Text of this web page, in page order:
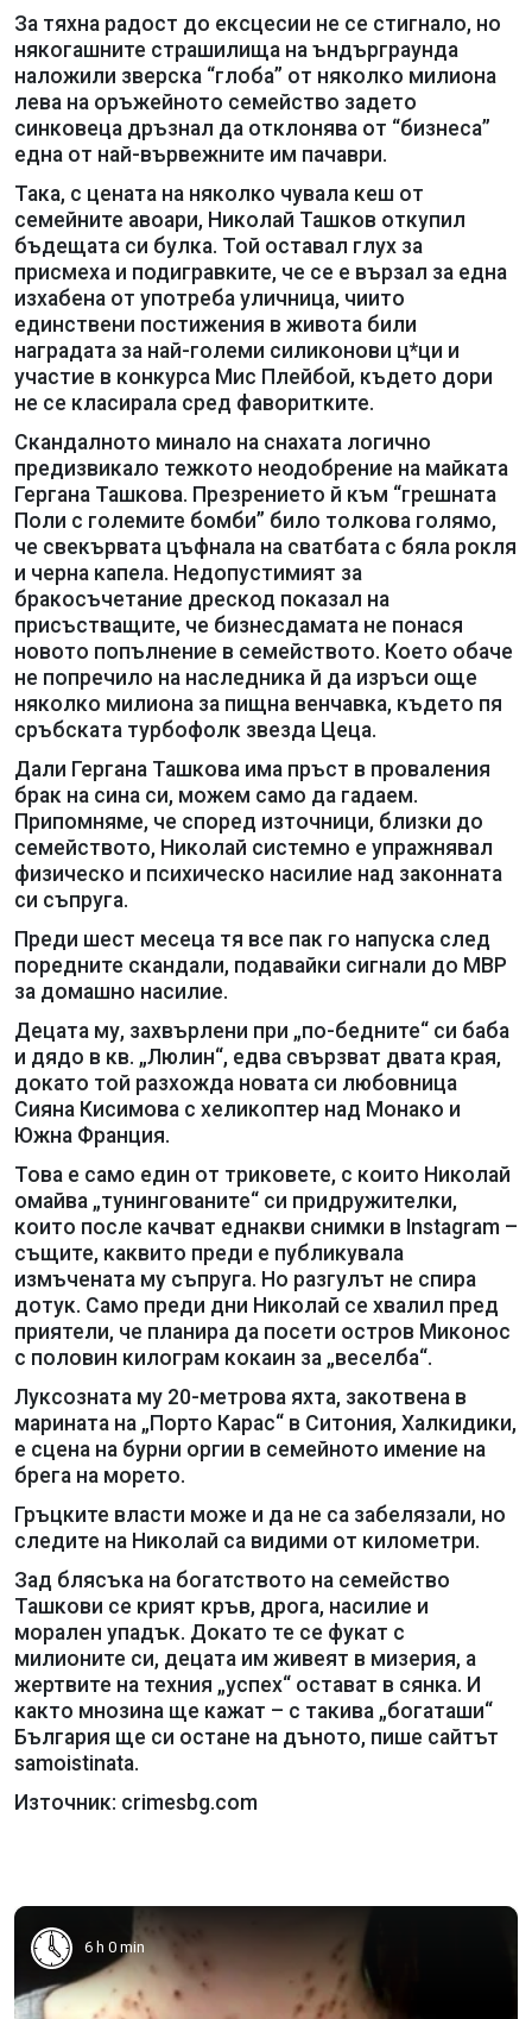
За тяхна радост до ексцесии не се стигнало, но
някогашните страшилища на ъндърграунда
наложили зверска “глоба” от няколко милиона
лева на оръжейното семейство задето
синковеца дръзнал да отклонява от “бизнеса”
една от най-вървежните им пачаври.
Така, с цената на няколко чувала кеш от
семейните авоари, Николай Ташков откупил
бъдещата си булка. Той оставал глух за
присмеха и подигравките, че се е вързал за една
изхабена от употреба уличница, чиито
единствени постижения в живота били
наградата за най-големи силиконови ц*ци и
участие в конкурса Мис Плейбой, където дори
не се класирала сред фаворитките.
Скандалното минало на снахата логично
предизвикало тежкото неодобрение на майката
Гергана Ташкова. Презрението й към “грешната
Поли с големите бомби” било толкова голямо,
че свекървата цъфнала на сватбата с бяла рокля
и черна капела. Недопустимият за
бракосъчетание дрескод показал на
присъстващите, че бизнесдамата не понася
новото попълнение в семейството. Което обаче
не попречило на наследника й да изръси още
няколко милиона за пищна венчавка, където пя
сръбската турбофолк звезда Цеца.
Дали Гергана Ташкова има пръст в проваления
брак на сина си, можем само да гадаем.
Припомняме, че според източници, близки до
семейството, Николай системно е упражнявал
физическо и психическо насилие над законната
си съпруга.
Преди шест месеца тя все пак го напуска след
поредните скандали, подавайки сигнали до МВР
за домашно насилие.
Децата му, захвърлени при „по-бедните“ си баба
и дядо в кв. „Люлин“, едва свързват двата края,
докато той разхожда новата си любовница
Сияна Кисимова с хеликоптер над Монако и
Южна Франция.
Това е само един от триковете, с които Николай
омайва „тунингованите“ си придружителки,
които после качват еднакви снимки в Instagram –
същите, каквито преди е публикувала
измъчената му съпруга. Но разгулът не спира
дотук. Само преди дни Николай се хвалил пред
приятели, че планира да посети остров Миконос
с половин килограм кокаин за „веселба“.
Луксозната му 20-метрова яхта, закотвена в
марината на „Порто Карас“ в Ситония, Халкидики,
е сцена на бурни оргии в семейното имение на
брега на морето.
Гръцките власти може и да не са забелязали, но
следите на Николай са видими от километри.
Зад блясъка на богатството на семейство
Ташкови се крият кръв, дрога, насилие и
морален упадък. Докато те се фукат с
милионите си, децата им живеят в мизерия, а
жертвите на техния „успех“ остават в сянка. И
както мнозина ще кажат – с такива „богаташи“
България ще си остане на дъното, пише сайтът
samoistinata.
Източник: crimesbg.com
6 h 0 min